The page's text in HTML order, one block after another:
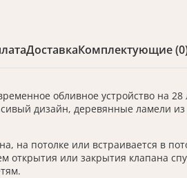
ДоставкаКомплектующие
обливное устройство на
дизайн, деревянные ламели
на потолке или встраивается в
открытия или закрытия клапана